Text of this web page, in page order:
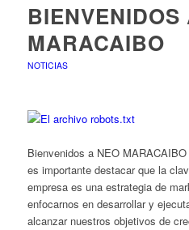
BIENVENIDOS
MARACAIBO
NOTICIAS
Bienvenidos a NEO
es importante destacar que la
empresa es una estrategia de
enfocarnos en desarrollar y
alcanzar nuestros objetivos de